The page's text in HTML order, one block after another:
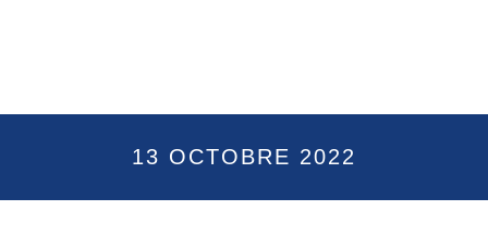
13 OCTOBRE 2022